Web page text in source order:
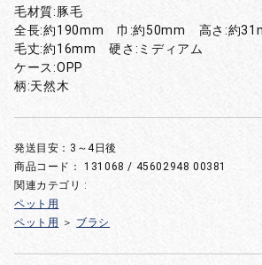
毛材質:豚毛
全長:約190mm 巾:約50mm 高さ:約
毛丈:約16mm 硬さ:ミディアム
ケース:OPP
柄:天然木
発送目安：3～4日後
商品コード：131068 / 45602948 00381
関連カテゴリ :
ペット用
ペット用
＞ ブラシ